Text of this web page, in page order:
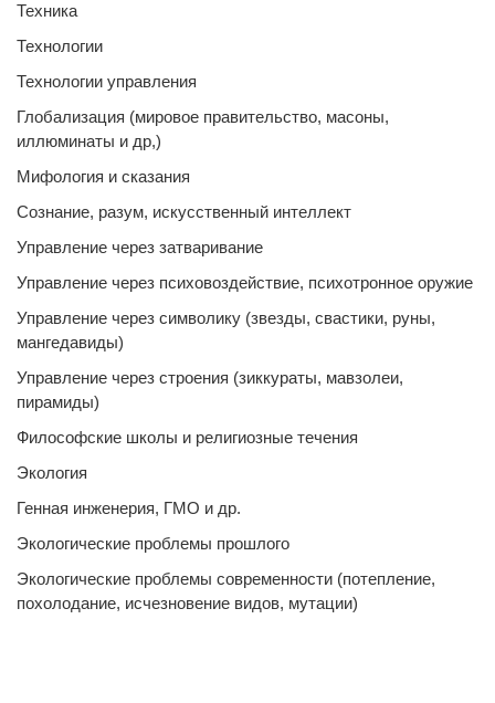
Техника
Технологии
Технологии управления
Глобализация (мировое правительство, масоны,
иллюминаты и др,)
Мифология и сказания
Сознание, разум, искусственный интеллект
Управление через затваривание
Управление через психовоздействие, психотронное оружие
Управление через символику (звезды, свастики, руны,
мангедавиды)
Управление через строения (зиккураты, мавзолеи,
пирамиды)
Философские школы и религиозные течения
Экология
Генная инженерия, ГМО и др.
Экологические проблемы прошлого
Экологические проблемы современности (потепление,
похолодание, исчезновение видов, мутации)